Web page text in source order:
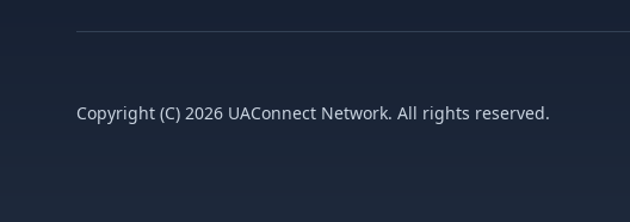
Copyright (C) 2026 UAConnect Network. All rights reserved.